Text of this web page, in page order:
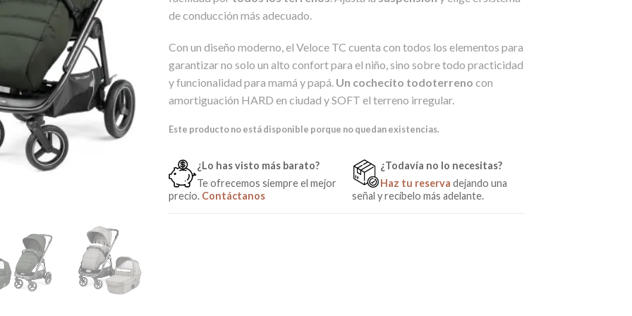
de conducción más adecuado.
Con un diseño moderno, el Veloce TC cuenta con todos los elementos para
garantizar no solo un alto confort para el niño, sino sobre todo practicidad
y funcionalidad para mamá y papá. Un cochecito todoterreno con
amortiguación HARD en ciudad y SOFT el terreno irregular.
Este producto no está disponible porque no quedan existencias.
¿Lo has visto más barato?
Te ofrecemos siempre el mejor
precio. Contáctanos
¿Todavía no lo necesitas?
Haz tu reserva dejando una
señal y recíbelo más adelante.